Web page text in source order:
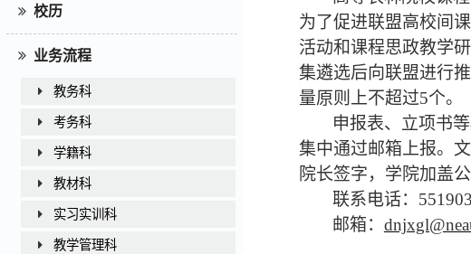
校历
业务流程
教务科
考务科
学籍科
教材科
实习实训科
教学管理科
为了促进联盟高校间
活动和课程思政教学
集遴选后向联盟进行
量原则上不超过5个。
申报表、立项书
集中通过邮箱上报。
院长签字，学院加盖
联系电话：
邮箱：